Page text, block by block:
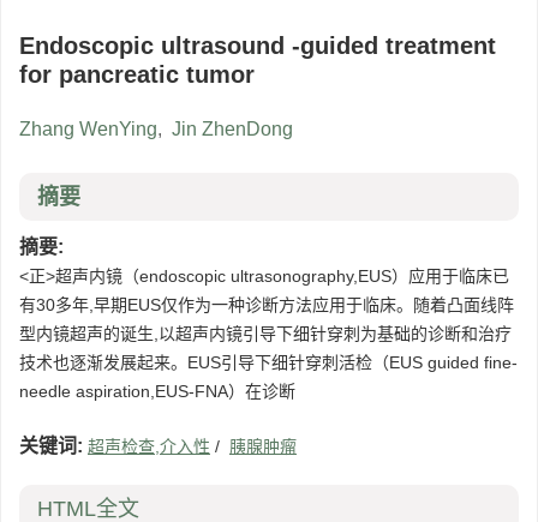
Endoscopic ultrasound -guided treatment
for pancreatic tumor
Zhang WenYing, Jin ZhenDong
摘要
摘要:
<正>超声内镜（endoscopic ultrasonography,EUS）应用于临床已
有30多年,早期EUS仅作为一种诊断方法应用于临床。随着凸面线阵
型内镜超声的诞生,以超声内镜引导下细针穿刺为基础的诊断和治疗
技术也逐渐发展起来。EUS引导下细针穿刺活检（EUS guided fine-
needle aspiration,EUS-FNA）在诊断
关键词: 超声检查,介入性 / 胰腺肿瘤
HTML全文